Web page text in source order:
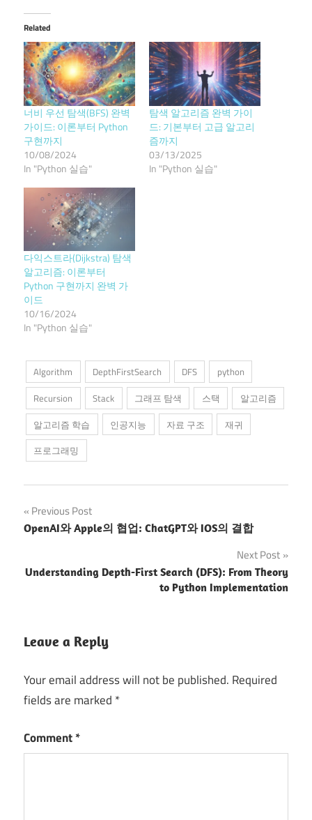
Related
너비 우선 탐색(BFS) 완벽
가이드: 이론부터 Python
구현까지
10/08/2024
In "Python 실습"
탐색 알고리즘 완벽 가이
드: 기본부터 고급 알고리
즘까지
03/13/2025
In "Python 실습"
다익스트라(Dijkstra) 탐색
알고리즘: 이론부터
Python 구현까지 완벽 가
이드
10/16/2024
In "Python 실습"
Algorithm DepthFirstSearch DFS
python
Recursion
Stack 그래프 탐색 스택
알고리즘
알고리즘 학습
인공지능 자료 구조
재귀
프로그래밍
Post
navigation
Previous Post
OpenAI와 Apple의 협업: ChatGPT와 IOS의 결합
Next Post
Understanding Depth-First Search (DFS): From Theory
to Python Implementation
Leave a Reply
Your email address will not be published. Required
fields are marked *
Comment*